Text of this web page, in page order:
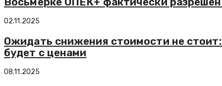
02.11.2025
Ожидать снижения стоимости не
будет с ценами
08.11.2025